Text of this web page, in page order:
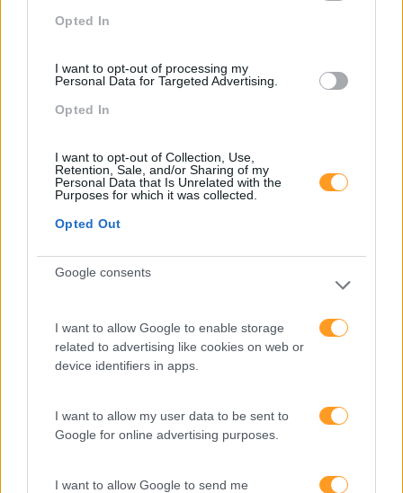
Opted In
I want to opt-out of processing my
Personal Data for Targeted Advertising.
Opted In
I want to opt-out of Collection, Use,
Retention, Sale, and/or Sharing of my
Personal Data that Is Unrelated with the
Purposes for which it was collected.
Opted Out
Google consents
I want to allow Google to enable storage
related to advertising like cookies on web or
device identifiers in apps.
I want to allow my user data to be sent to
Google for online advertising purposes.
I want to allow Google to send me
Aprendizagem
Artigo De Opinião
Cultura
Desenvolvimento
Desenvolvimento De Competências
Entrevista
Inglês
Keep In Mind
Mudança